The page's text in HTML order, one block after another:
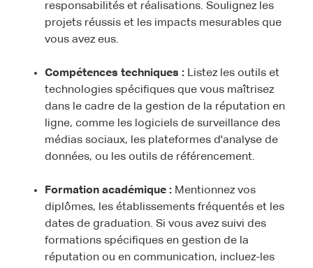
responsabilités et réalisations. Soulignez les
projets réussis et les impacts mesurables que
vous avez eus.
Compétences techniques : Listez les outils et
technologies spécifiques que vous maîtrisez
dans le cadre de la gestion de la réputation en
ligne, comme les logiciels de surveillance des
médias sociaux, les plateformes d'analyse de
données, ou les outils de référencement.
Formation académique : Mentionnez vos
diplômes, les établissements fréquentés et les
dates de graduation. Si vous avez suivi des
formations spécifiques en gestion de la
réputation ou en communication, incluez-les